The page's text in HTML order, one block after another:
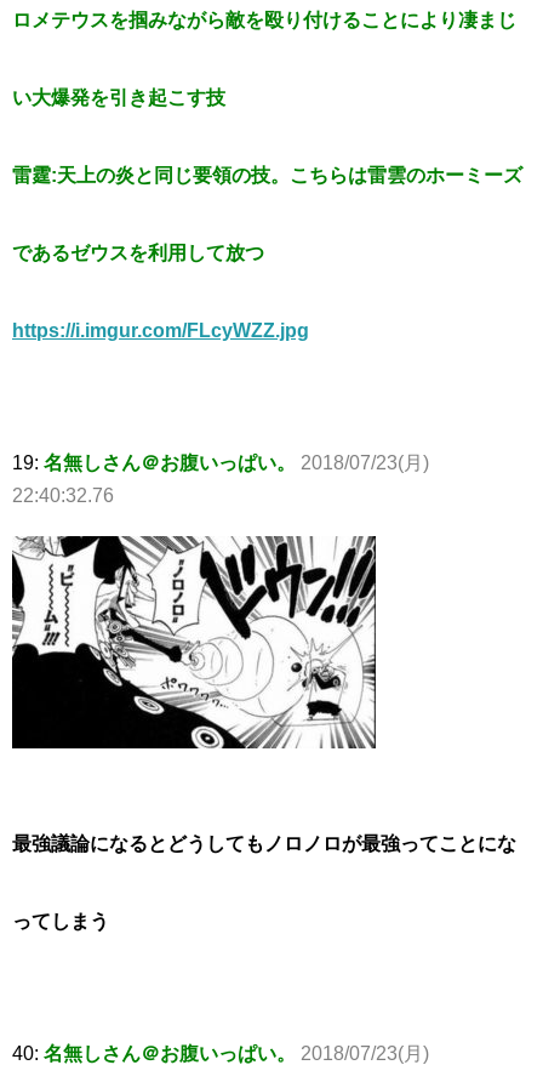
ロメテウスを掴みながら敵を殴り付けることにより凄まじ
い大爆発を引き起こす技
雷霆:天上の炎と同じ要領の技。こちらは雷雲のホーミーズ
であるゼウスを利用して放つ
https://i.imgur.com/FLcyWZZ.jpg
19: 名無しさん＠お腹いっぱい。
2018/07/23(月)
22:40:32.76
最強議論になるとどうしてもノロノロが最強ってことにな
ってしまう
40: 名無しさん＠お腹いっぱい。
2018/07/23(月)